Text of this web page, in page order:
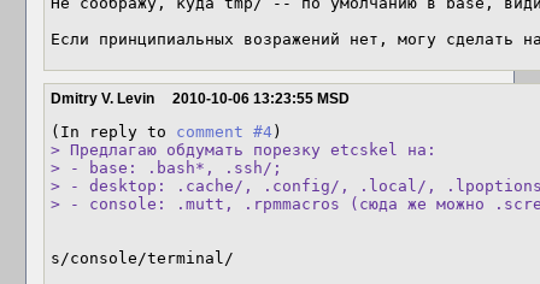
Если принципиальных возражений нет, могу сделать
Dmitry V. Levin 2010-10-06 13:23:55 MSD
(In reply to comment #4
> Предлагаю обдумать порезку etcskel на:
> - base: .bash*, .ssh/;
> - desktop: .cache/, .config/, .local/,
> - console: .mutt, .rpmmacros (сюда же можно
s/console/terminal/